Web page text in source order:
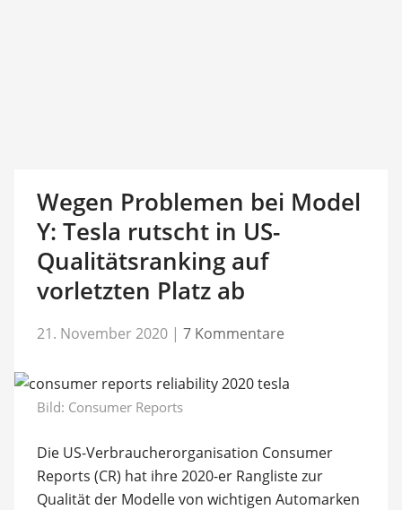
Wegen Problemen bei Model
Y: Tesla rutscht in US-
Qualitätsranking auf
vorletzten Platz ab
21. November 2020 | 7 Kommentare
Bild: Consumer Reports
Die US-Verbraucherorganisation Consumer
Reports (CR) hat ihre 2020-er Rangliste zur
Qualität der Modelle von wichtigen Automarken